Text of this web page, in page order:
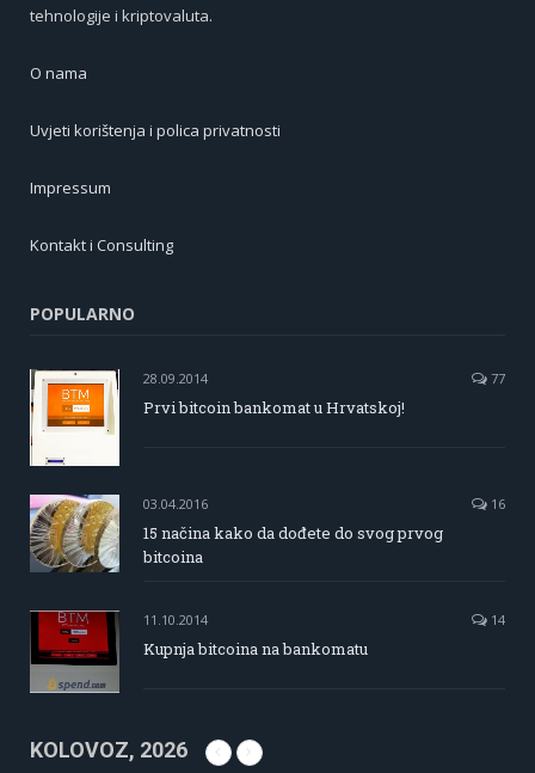
tehnologije i kriptovaluta.
O nama
Uvjeti korištenja i polica privatnosti
Impressum
Kontakt i Consulting
POPULARNO
28.09.2014 77
Prvi bitcoin bankomat u Hrvatskoj!
03.04.2016 16
15 načina kako da dođete do svog prvog
bitcoina
11.10.2014 14
Kupnja bitcoina na bankomatu
KOLOVOZ, 2026